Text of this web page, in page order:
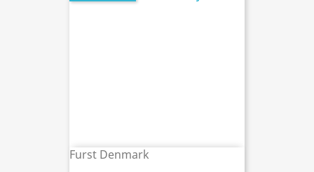
Furst Denmark